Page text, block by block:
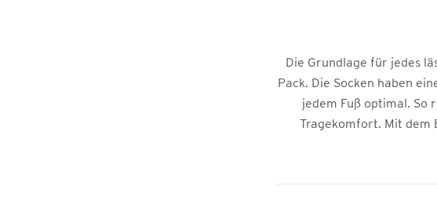
Die Grundlage für jedes
Pack. Die Socken haben
jedem Fuß optimal. So
Tragekomfort. Mit dem